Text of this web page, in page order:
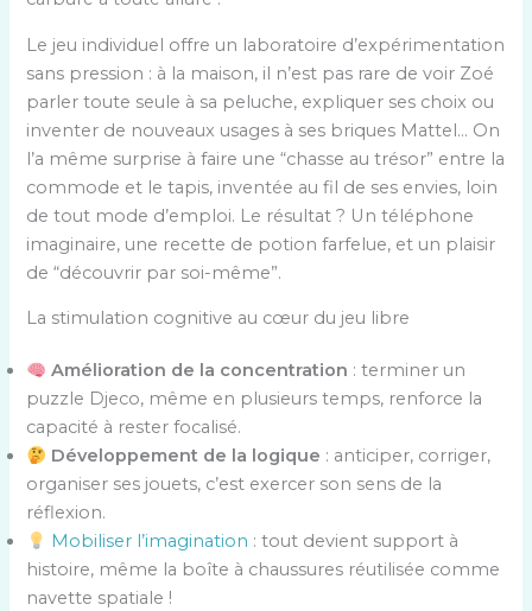
Le jeu individuel offre un laboratoire d’expérimentation
sans pression : à la maison, il n’est pas rare de voir Zoé
parler toute seule à sa peluche, expliquer ses choix ou
inventer de nouveaux usages à ses briques Mattel… On
l’a même surprise à faire une “chasse au trésor” entre la
commode et le tapis, inventée au fil de ses envies, loin
de tout mode d’emploi. Le résultat ? Un téléphone
imaginaire, une recette de potion farfelue, et un plaisir
de “découvrir par soi-même”.
La stimulation cognitive au cœur du jeu libre
Amélioration de la concentration : terminer un
puzzle Djeco, même en plusieurs temps, renforce la
capacité à rester focalisé.
Développement de la logique : anticiper, corriger,
organiser ses jouets, c’est exercer son sens de la
réflexion.
Mobiliser l’imagination : tout devient support à
histoire, même la boîte à chaussures réutilisée comme
navette spatiale !